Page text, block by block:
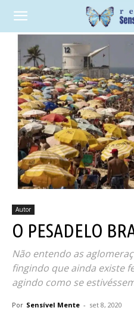
Autor
O PESADELO
Não entendo as
fingindo que ainda existe
agindo como se
Por Sensível Mente - set 8, 2020